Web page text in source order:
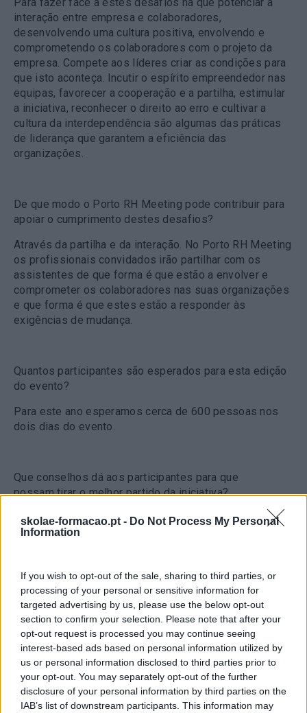
skolae-formacao.pt - Do Not Process My Personal
Information
If you wish to opt-out of the sale, sharing to third parties, or
processing of your personal or sensitive information for
targeted advertising by us, please use the below opt-out
section to confirm your selection. Please note that after your
opt-out request is processed you may continue seeing
interest-based ads based on personal information utilized by
us or personal information disclosed to third parties prior to
your opt-out. You may separately opt-out of the further
disclosure of your personal information by third parties on the
IAB’s list of downstream participants. This information may
interação entre empresa e colaboradores,
desenvolvendo uma cultura positiva, envolvendo e
comprometendo os colaboradores com o projeto da
empresa. Compete aos líderes criar as condições para
que isto aconteça. Incutir o espírito empreendedor nas
equipas, favorecer a cooperação e a partilha, estimular
a iniciativa, reconhecer o direito ao erro e cultivar a
cultura da interdependência são algumas das práticas
de liderança que garantem a eficiência das
organizações.
De que modo o Porto RH Meeting pode contribuir para
apoiar o cumprimento destes desafios?
Através da partilha e da interação. No Porto RH Meeting
os profissionais convidados irão partilhar com os
assistentes de que forma é que estão a envolver e
comprometer os colaboradores nas suas organizações
e que forma é que estes estão a responder às
exigências de mudança.
Quantos participantes são esperados para esta edição
do evento?
Para este ano esperamos cerca de 600 pessoas nos
dois dias do evento.
Que conselhos dá aos participantes para que
possam tirar o melhor partido da iniciativa?
Para tirar o máximo partido do evento os participantes
deverão analisar bem o programa, refletir sobre as
preparar algumas questões que gostariam de ver
respondidas para poderem enriquecer o debate e
potenciar a partilha.
Fonte |Expresso Emprego
TAGS: Abilways Eventos Expo Rh